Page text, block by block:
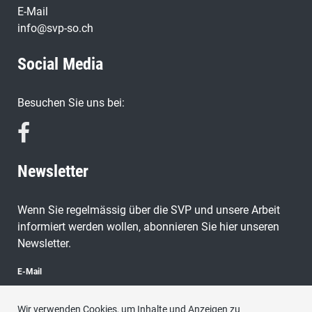
E-Mail
info@svp-so.ch
Social Media
Besuchen Sie uns bei:
Newsletter
Wenn Sie regelmässig über die SVP und unsere Arbeit
informiert werden wollen, abonnieren Sie hier unseren
Newsletter.
E-Mail
Wir verwenden Cookies, um Inhalte und Anzeigen zu